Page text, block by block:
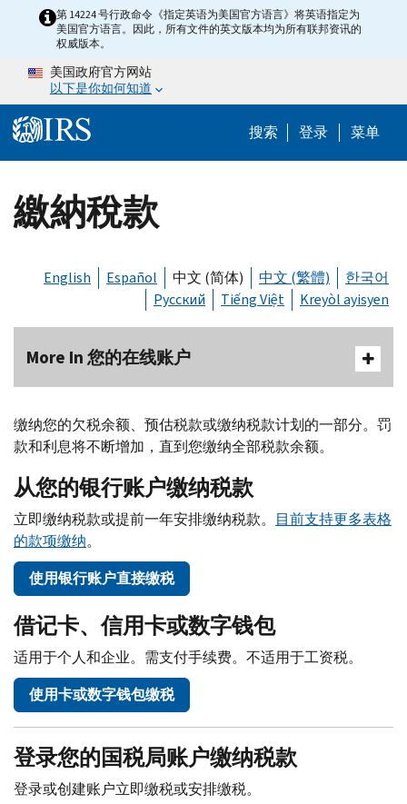
Skip to main content
第 14224 号行政命令《指定英语为美国官方语言》将英语指定为
美国官方语言。因此，所有文件的英文版本均为所有联邦资讯的
权威版本。
美国政府官方网站
以下是你如何知道
搜索 Help
登录 菜单
繳納稅款
English Español 中文 (简体) 中文 (繁體)
한국어
Русский
Tiếng Việt Kreyòl ayisyen
More In 您的在线账户
Body
缴纳您的欠税余额、预估税款或缴纳税款计划的一部分。罚
款和利息将不断增加，直到您缴纳全部税款余额。
从您的银行账户缴纳税款
立即缴纳税款或提前一年安排缴纳税款。 目前支持更多表格
的款项缴纳。
使用银行账户直接缴税
借记卡、信用卡或数字钱包
适用于个人和企业。需支付手续费。不适用于工资税。
使用卡或数字钱包缴税
登录您的国税局账户缴纳税款
登录或创建账户立即缴税或安排缴税。